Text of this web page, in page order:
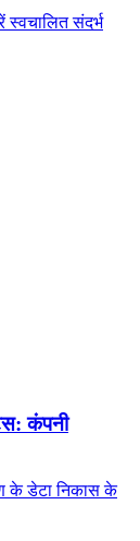
स्वचालित संदर्भ
कंपनी
के डेटा निकास के